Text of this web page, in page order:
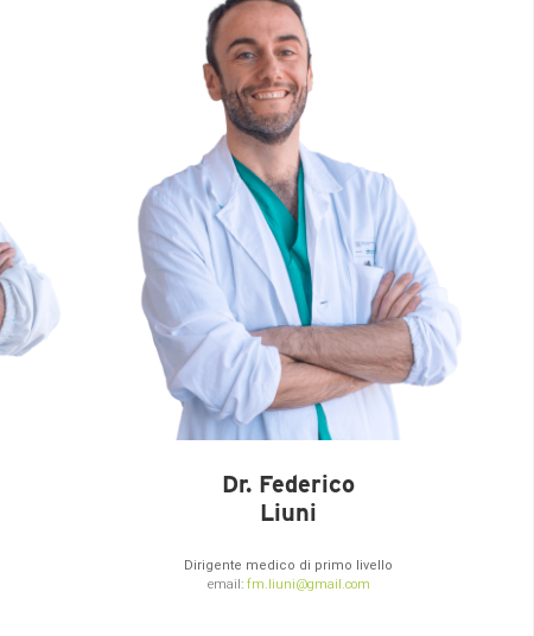
Dr. Federico
Liuni
Dirigente medico di primo livello
email: fm.liuni@gmail.com